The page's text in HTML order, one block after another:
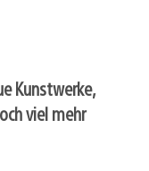
Kunstwerke,
viel mehr